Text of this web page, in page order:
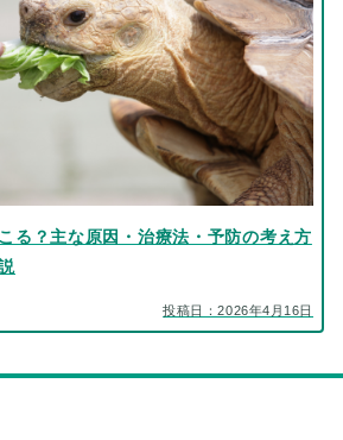
る？主な原因・治療法・予防の考え方
投稿日：2026年4月16日